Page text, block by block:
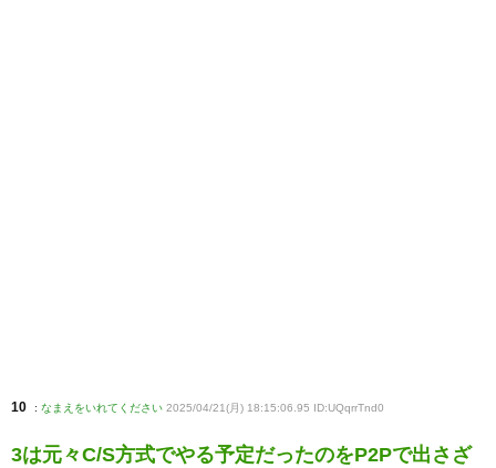
10 : なまえをいれてください 2025/04/21(月) 18:15:06.95 ID:UQqrrTnd0
3は元々C/S方式でやる予定だったのをP2Pで出さざ